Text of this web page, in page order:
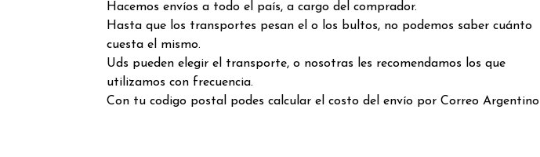
Hacemos envíos a todo el país, a cargo del comprador.
Hasta que los transportes pesan el o los bultos, no podemos saber cuánto
cuesta el mismo.
Uds pueden elegir el transporte, o nosotras les recomendamos los que
utilizamos con frecuencia.
Con tu codigo postal podes calcular el costo del envío por Correo Argentino